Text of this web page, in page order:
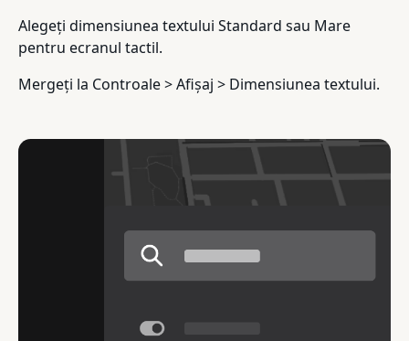
Alegeți dimensiunea textului Standard sau Mare
pentru ecranul tactil.
Mergeți la Controale > Afișaj > Dimensiunea textului.